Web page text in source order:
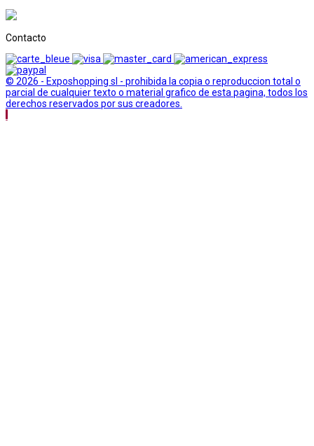
Contacto
© 2026 - Exposhopping sl - prohibida la copia o reproduccion total o
parcial de cualquier texto o material grafico de esta pagina, todos los
derechos reservados por sus creadores.